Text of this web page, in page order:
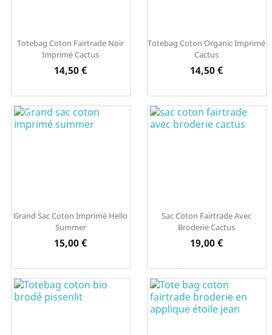
Totebag Coton Fairtrade Noir
Imprimé Cactus
Prix
14,50 €
Totebag Coton Organic Imprimé
Cactus
Prix
14,50 €
Grand Sac Coton Imprimé Hello
Summer
Prix
15,00 €
Sac Coton Fairtrade Avec
Broderie Cactus
Prix
19,00 €